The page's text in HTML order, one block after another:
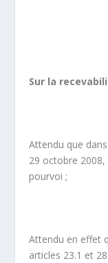
Sur la
Attendu que
29 octobre 2008,
pourvoi ;
Attendu en effet
articles 23.1 et